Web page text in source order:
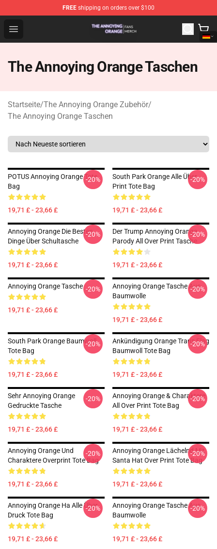
FREE shipping on orders over $100
Open menu
The Annoying Orange Shop - Official The Annoying
The Annoying Orange Taschen
Startseite/The Annoying Orange Zubehör/
The Annoying Orange Taschen
POTUS Annoying Orange Tote
Bag
19,71 £ - 23,66 £
-20%
South Park Orange Alle Über
Print Tote Bag
19,71 £ - 23,66 £
-20%
Annoying Orange Die Besten
Dinge Über Schultasche
19,71 £ - 23,66 £
-20%
Der Trump Annoying Orange
Parody All Over Print Tasche
19,71 £ - 23,66 £
-20%
Annoying Orange Tasche
19,71 £ - 23,66 £
-20%
Annoying Orange Tasche Aus
Baumwolle
19,71 £ - 23,66 £
-20%
South Park Orange Baumwoll
Tote Bag
19,71 £ - 23,66 £
-20%
Ankündigung Orange Trans Flag
Baumwoll Tote Bag
19,71 £ - 23,66 £
-20%
Sehr Annoying Orange
Gedruckte Tasche
19,71 £ - 23,66 £
-20%
Annoying Orange & Charaktere
All Over Print Tote Bag
19,71 £ - 23,66 £
-20%
Annoying Orange Und
Charaktere Overprint Tote Bag
19,71 £ - 23,66 £
-20%
Annoying Orange Lächelnd Mit
Santa Hat Over Print Tote Bag
19,71 £ - 23,66 £
-20%
Annoying Orange Ha Alle Über
Druck Tote Bag
19,71 £ - 23,66 £
-20%
Annoying Orange Tasche Aus
Baumwolle
19,71 £ - 23,66 £
-20%